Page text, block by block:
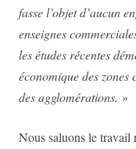
fasse l’objet d’aucun
enseignes
les études récentes
économique des zones
des agglomérations. »
Nous saluons le travail